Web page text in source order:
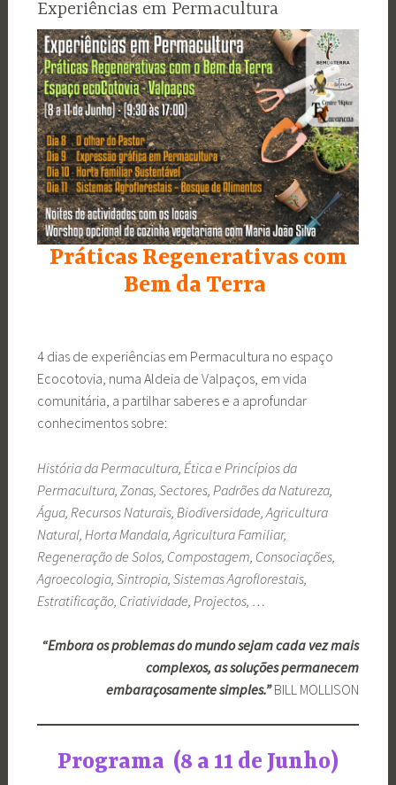
Experiências em Permacultura
Práticas Regenerativas com
Bem da Terra
4 dias de experiências em Permacultura no espaço
Ecocotovia, numa Aldeia de Valpaços, em vida
comunitária, a partilhar saberes e a aprofundar
conhecimentos sobre:
História da Permacultura, Ética e Princípios da
Permacultura, Zonas, Sectores, Padrões da Natureza,
Água, Recursos Naturais, Biodiversidade, Agricultura
Natural, Horta Mandala, Agricultura Familiar,
Regeneração de Solos, Compostagem, Consociações,
Agroecologia, Sintropia, Sistemas Agroflorestais,
Estratificação, Criatividade, Projectos, …
“Embora os problemas do mundo sejam cada vez mais
complexos, as soluções permanecem
embaraçosamente simples.”BILL MOLLISON
Programa (8 a 11 de Junho)